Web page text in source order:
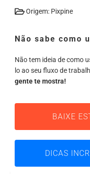
Origem: Pixpine
Não sabe como
Não tem ideia de como
lo ao seu fluxo de
gente te mostra!
BAIXE
DICAS